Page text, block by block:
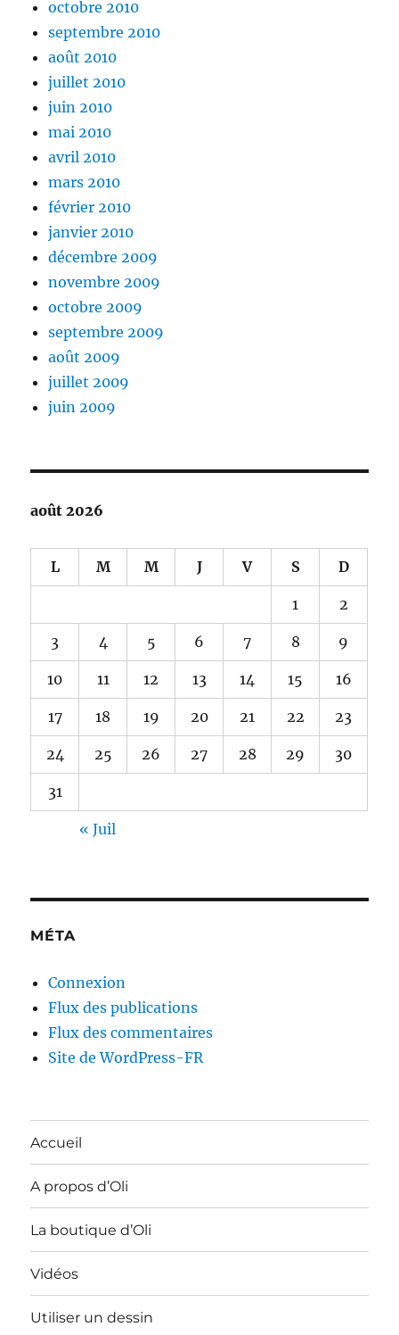
octobre 2010
septembre 2010
août 2010
juillet 2010
juin 2010
mai 2010
avril 2010
mars 2010
février 2010
janvier 2010
décembre 2009
novembre 2009
octobre 2009
septembre 2009
août 2009
juillet 2009
juin 2009
août 2026
L M M J V S D
1 2
3 4 5 6 7 8 9
10 11 12 13 14 15 16
17 18 19 20 21 22 23
24 25 26 27 28 29 30
31
« Juil
MÉTA
Connexion
Flux des publications
Flux des commentaires
Site de WordPress-FR
Accueil
A propos d’Oli
La boutique d’Oli
Vidéos
Utiliser un dessin